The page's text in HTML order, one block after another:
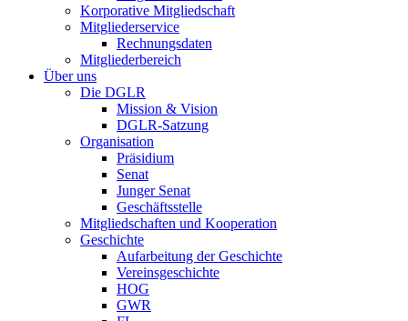
Korporative Mitgliedschaft
Mitgliederservice
Rechnungsdaten
Mitgliederbereich
Über uns
Die DGLR
Mission & Vision
DGLR-Satzung
Organisation
Präsidium
Senat
Junger Senat
Geschäftsstelle
Mitgliedschaften und Kooperation
Geschichte
Aufarbeitung der Geschichte
Vereinsgeschichte
HOG
GWR